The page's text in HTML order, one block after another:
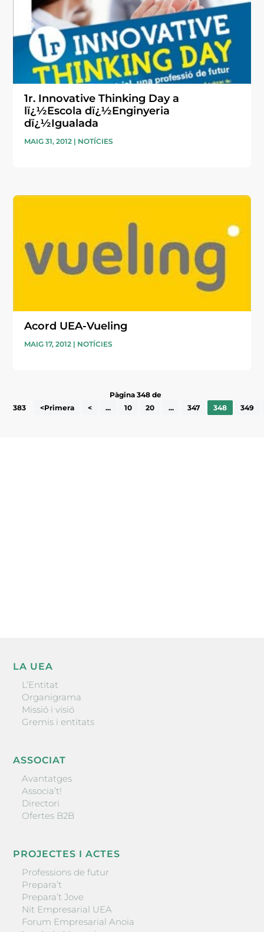
1r. Innovative Thinking Day a
lï¿½Escola dï¿½Enginyeria
dï¿½Igualada
MAIG 31, 2012 | NOTÍCIES
Acord UEA-Vueling
MAIG 17, 2012 | NOTÍCIES
Pàgina 348 de
383
<Primera < ... 10 20 ... 347 348 349
LA UEA
L’Entitat
Organigrama
Missió i visió
Gremis i entitats
ASSOCIAT
Avantatges
Associa’t!
Directori
Ofertes B2B
PROJECTES I ACTES
Professions de futur
Prepara’t
Prepara’t Jove
Nit Empresarial UEA
Forum Empresarial Anoia